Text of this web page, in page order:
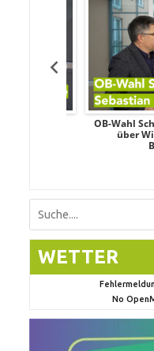
OB-Wahl
über
Suchen
WETTER
No